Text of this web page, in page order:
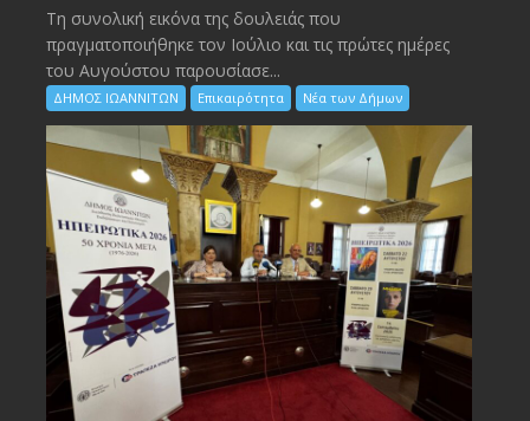
Τη συνολική εικόνα της δουλειάς που
πραγματοποιήθηκε τον Ιούλιο και τις πρώτες ημέρες
του Αυγούστου παρουσίασε...
ΔΗΜΟΣ ΙΩΑΝΝΙΤΩΝ Επικαιρότητα Νέα των Δήμων